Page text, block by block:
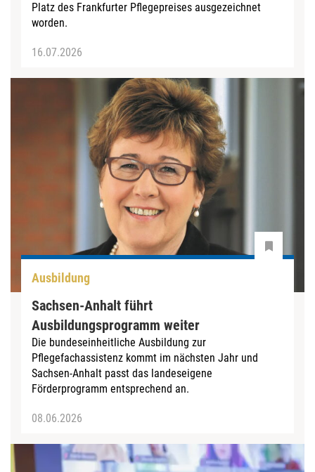
Platz des Frankfurter Pflegepreises ausgezeichnet
worden.
16.07.2026
Ausbildung
Sachsen-Anhalt führt
Ausbildungsprogramm weiter
Die bundeseinheitliche Ausbildung zur
Pflegefachassistenz kommt im nächsten Jahr und
Sachsen-Anhalt passt das landeseigene
Förderprogramm entsprechend an.
08.06.2026